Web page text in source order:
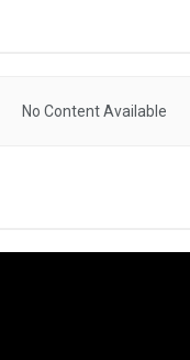
No Content Available